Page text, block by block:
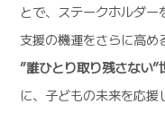
とで、ステークホルダー
支援の機運をさらに高め
”誰ひとり取り残さない
に、子どもの未来を応援